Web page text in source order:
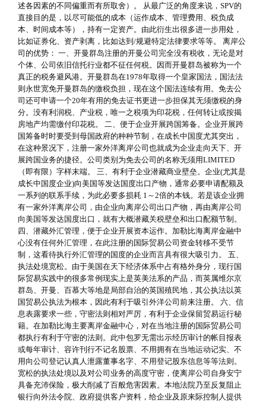
述各因素的不同偏重而有所取舍）。 从最广泛的角度来说，SPV的
直接目的是，以尽可能低的成本（运作成本、管理费用、税负成
本、时间成本等），持有一定资产。由此衍生出很多进一步用处，
比如证券化、资产剥离，比如达到/规避特定法律要求等等。 离岸公
司的优势： 一、开曼群岛注册的开曼公司完全没有税收，无论是对
个体、公司依旧信托行业都不征任何税。因而开曼群岛被称为一个
真正的税务避风港。开曼群岛在1978年取得一个皇家国法，国法法
则永世宽免开曼群岛的缴税负担，现在这个国法连续有用。免去公
司还可申请一个20年有用的免去证书更进一步担保其无须缴税的身
分。没有利润税、产业税，唯一之税项为印花税，任何转让或按揭
房地产均需缴付印花税。 二、便于企业开展跨国筹备。企业开展跨
国筹备时时要受到母国政府的种种节制，在成长中国度尤其突出，
在这种景况下，注册一家外洋离岸公司也就成为企业走向天下、开
展跨国业务的捷径。公司类别为免去公司的名称无须用LIMITED
（即有限）字样末端。 三、有利于企业潜藏商业壁垒。企业(尤其是
成长中国度企业)向美国等发达国度出口产物，通常必要申请配额及
一系列的联系手续，为此必要多损耗 1～2倍的本钱。若是该企业拥
有一家外洋离岸公司，由企业向离岸公司出口产物，再由离岸公司
向美国等发达国度出口，就有大概潜藏关税壁垒和出口配额节制。
四、潜藏外汇管理，便于企业开展资本运作。加勒比海离岸金融中
心没有任何外汇管理，在此注册的国际贸易公司资金转移不受节
制，这看待执行外汇管理的国度的企业而言具有很大吸引力。 五、
执法处境宽松。由于美国在天下经济体系中占有格外身分，现行国
际贸易实践中的很多常例现实上是英美法系的产品，而英属维尔京
群岛、开曼、百慕大等地是局部自治的英国殖民地，其公执法以英
国贸易公执法为根本，因此有利于吸引外洋公司前来注册。 六、信
息表露要求一些，守密法则相对严厉，有利于企业保留贸易运行秘
籍。在加勒比海主要离岸金融中心，对在当地注册的国际贸易公司
都执行有利于守密的法则。此中包罗无需出示经历审计的帐目报表
或每年审计、容许刊行不记名股票、不用拥有在当地运动记实、不
用向公司登记认真人泄露董事名字、不用登记股东信息等等法则。
宽松的执法处境以及对公司业务的高度守密，使离岸公司自身安宁
具备充沛保险，极大削减了百般危害因素。本地法院乃至反复阻止
银行向外法令院、政府提供客户资料，给企业及原来际控制人提供